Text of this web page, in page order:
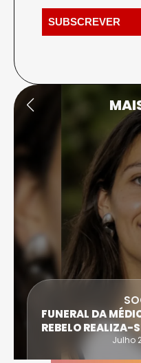
FUNERAL DA
REBELO REALIZA-
Julho